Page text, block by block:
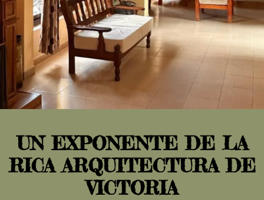
UN EXPONENTE DE LA
RICA ARQUITECTURA DE
VICTORIA